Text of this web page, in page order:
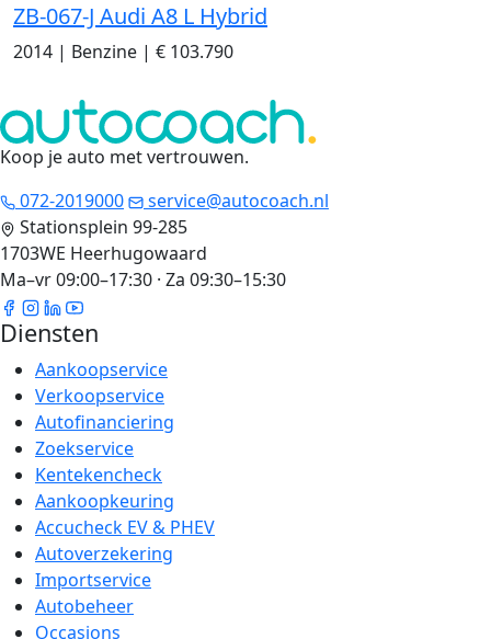
ZB-067-J Audi A8 L Hybrid
2014 | Benzine | € 103.790
Koop je auto met vertrouwen.
072-2019000
service@autocoach.nl
Stationsplein 99-285
1703WE Heerhugowaard
Ma–vr 09:00–17:30 · Za 09:30–15:30
Diensten
Aankoopservice
Verkoopservice
Autofinanciering
Zoekservice
Kentekencheck
Aankoopkeuring
Accucheck EV & PHEV
Autoverzekering
Importservice
Autobeheer
Occasions